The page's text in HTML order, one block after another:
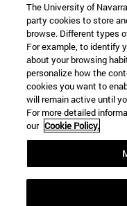
The University of
party cookies to store
browse. Different types
For example, to identify
about your browsing
personalize how the
cookies you want to
will remain active until
For more detailed
our Cookie Policy.